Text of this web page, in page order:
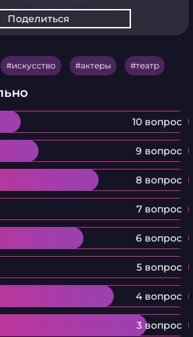
Поделиться
искусство актеры театр
10 вопрос
9 вопрос
8 вопрос
7 вопрос
6 вопрос
5 вопрос
4 вопрос
3 вопрос